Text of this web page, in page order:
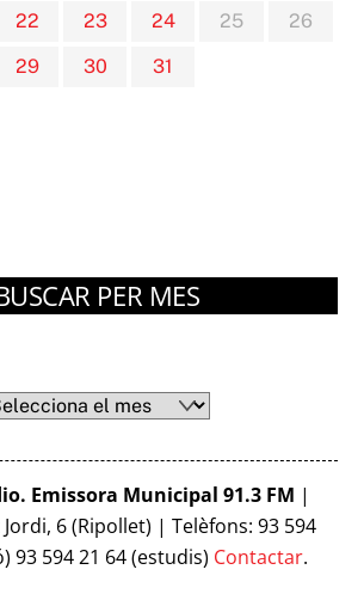
22 23 24 25
26
29 30
31
PER MES
Emissora Municipal 91.3 FM |
6 (Ripollet) | Telèfons: 93 594
93 594 21 64 (estudis) Contactar.